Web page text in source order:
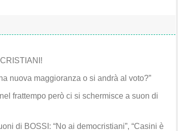
nuova maggioranza o si andrà al voto?”
frattempo però ci si schermisce a suon di
di BOSSI: “No ai democristiani”, “Casini è